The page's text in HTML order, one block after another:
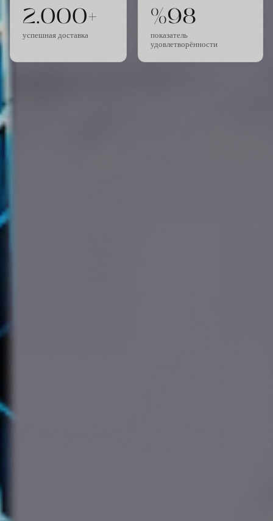
2.000+
успешная доставка
%98
показатель
удовлетворённости